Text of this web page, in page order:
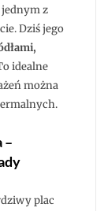
jednym z
Dziś jego
idealne
można
–
plac